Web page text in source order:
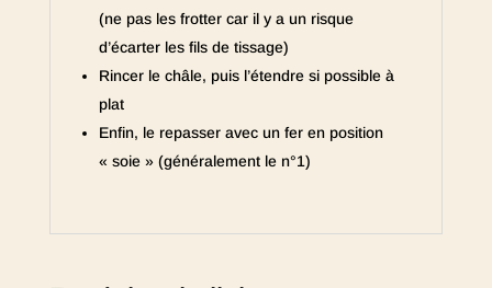
(ne pas les frotter car il y a un risque
d’écarter les fils de tissage)
Rincer le châle, puis l’étendre si possible à
plat
Enfin, le repasser avec un fer en position
« soie » (généralement le n°1)